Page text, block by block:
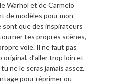
Warhol et de Carmelo
de modèles pour mon
sont que des inspirateurs
tes propres scènes,
voie. Il ne faut pas
original, d’aller trop loin et
ne le seras jamais assez.
pour réprimer ou